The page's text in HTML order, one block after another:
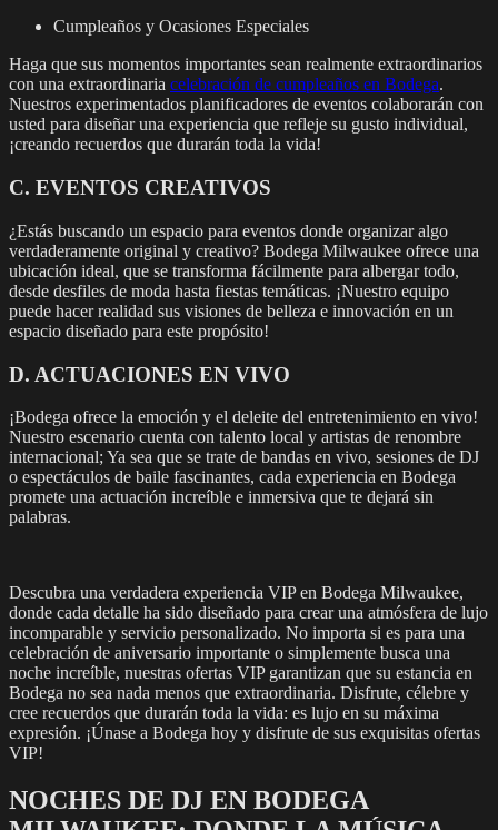
Cumpleaños y Ocasiones Especiales
Haga que sus momentos importantes sean realmente extraordinarios
con una extraordinaria celebración de cumpleaños en Bodega.
Nuestros experimentados planificadores de eventos colaborarán con
usted para diseñar una experiencia que refleje su gusto individual,
¡creando recuerdos que durarán toda la vida!
C. EVENTOS CREATIVOS
¿Estás buscando un espacio para eventos donde organizar algo
verdaderamente original y creativo? Bodega Milwaukee ofrece una
ubicación ideal, que se transforma fácilmente para albergar todo,
desde desfiles de moda hasta fiestas temáticas. ¡Nuestro equipo
puede hacer realidad sus visiones de belleza e innovación en un
espacio diseñado para este propósito!
D. ACTUACIONES EN VIVO
¡Bodega ofrece la emoción y el deleite del entretenimiento en vivo!
Nuestro escenario cuenta con talento local y artistas de renombre
internacional; Ya sea que se trate de bandas en vivo, sesiones de DJ
o espectáculos de baile fascinantes, cada experiencia en Bodega
promete una actuación increíble e inmersiva que te dejará sin
palabras.
Descubra una verdadera experiencia VIP en Bodega Milwaukee,
donde cada detalle ha sido diseñado para crear una atmósfera de lujo
incomparable y servicio personalizado. No importa si es para una
celebración de aniversario importante o simplemente busca una
noche increíble, nuestras ofertas VIP garantizan que su estancia en
Bodega no sea nada menos que extraordinaria. Disfrute, célebre y
cree recuerdos que durarán toda la vida: es lujo en su máxima
expresión. ¡Únase a Bodega hoy y disfrute de sus exquisitas ofertas
VIP!
NOCHES DE DJ EN BODEGA